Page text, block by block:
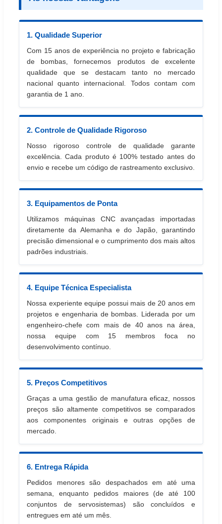
1. Qualidade Superior
Com 15 anos de experiência no projeto e fabricação
de bombas, fornecemos produtos de excelente
qualidade que se destacam tanto no mercado
nacional quanto internacional. Todos contam com
garantia de 1 ano.
2. Controle de Qualidade Rigoroso
Nosso rigoroso controle de qualidade garante
excelência. Cada produto é 100% testado antes do
envio e recebe um código de rastreamento exclusivo.
3. Equipamentos de Ponta
Utilizamos máquinas CNC avançadas importadas
diretamente da Alemanha e do Japão, garantindo
precisão dimensional e o cumprimento dos mais altos
padrões industriais.
4. Equipe Técnica Especialista
Nossa experiente equipe possui mais de 20 anos em
projetos e engenharia de bombas. Liderada por um
engenheiro-chefe com mais de 40 anos na área,
nossa equipe com 15 membros foca no
desenvolvimento contínuo.
5. Preços Competitivos
Graças a uma gestão de manufatura eficaz, nossos
preços são altamente competitivos se comparados
aos componentes originais e outras opções de
mercado.
6. Entrega Rápida
Pedidos menores são despachados em até uma
semana, enquanto pedidos maiores (de até 100
conjuntos de servosistemas) são concluídos e
entregues em até um mês.